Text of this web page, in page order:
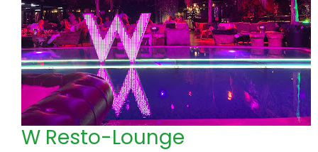
W Resto-Lounge